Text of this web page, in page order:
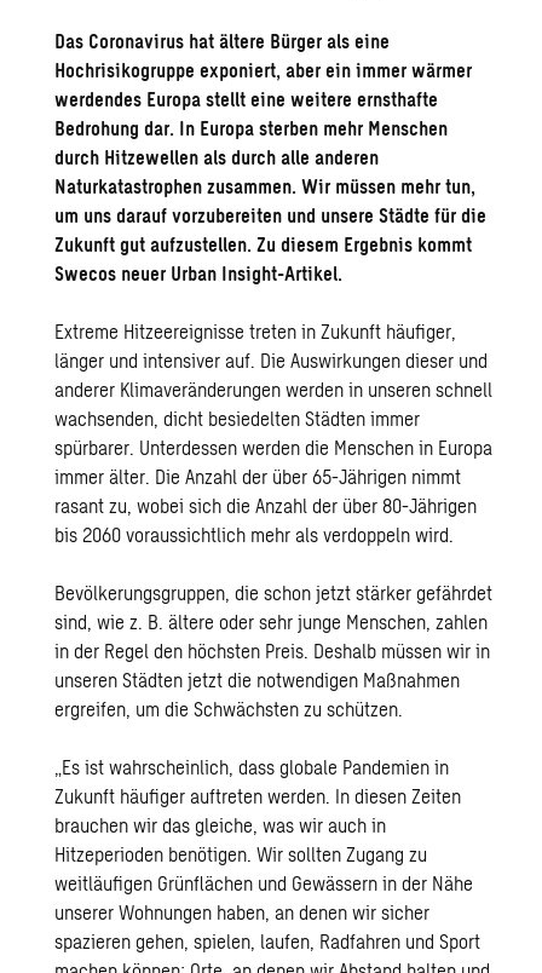
Das Coronavirus hat ältere Bürger als eine
Hochrisikogruppe exponiert, aber ein immer wärmer
werdendes Europa stellt eine weitere ernsthafte
Bedrohung dar. In Europa sterben mehr Menschen
durch Hitzewellen als durch alle anderen
Naturkatastrophen zusammen. Wir müssen mehr tun,
um uns darauf vorzubereiten und unsere Städte für die
Zukunft gut aufzustellen. Zu diesem Ergebnis kommt
Swecos neuer Urban Insight-Artikel.
Extreme Hitzeereignisse treten in Zukunft häufiger,
länger und intensiver auf. Die Auswirkungen dieser und
anderer Klimaveränderungen werden in unseren schnell
wachsenden, dicht besiedelten Städten immer
spürbarer. Unterdessen werden die Menschen in Europa
immer älter. Die Anzahl der über 65-Jährigen nimmt
rasant zu, wobei sich die Anzahl der über 80-Jährigen
bis 2060 voraussichtlich mehr als verdoppeln wird.
Bevölkerungsgruppen, die schon jetzt stärker gefährdet
sind, wie z. B. ältere oder sehr junge Menschen, zahlen
in der Regel den höchsten Preis. Deshalb müssen wir in
unseren Städten jetzt die notwendigen Maßnahmen
ergreifen, um die Schwächsten zu schützen.
„Es ist wahrscheinlich, dass globale Pandemien in
Zukunft häufiger auftreten werden. In diesen Zeiten
brauchen wir das gleiche, was wir auch in
Hitzeperioden benötigen. Wir sollten Zugang zu
weitläufigen Grünflächen und Gewässern in der Nähe
unserer Wohnungen haben, an denen wir sicher
spazieren gehen, spielen, laufen, Radfahren und Sport